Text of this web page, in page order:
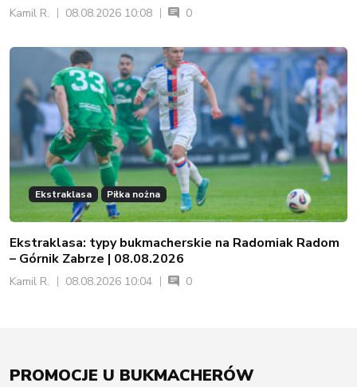
Kamil R. 08.08.2026 10:08 0
Ekstraklasa Piłka nożna
Ekstraklasa: typy bukmacherskie na Radomiak Radom
– Górnik Zabrze | 08.08.2026
Kamil R. 08.08.2026 10:04 0
PROMOCJE U BUKMACHERÓW